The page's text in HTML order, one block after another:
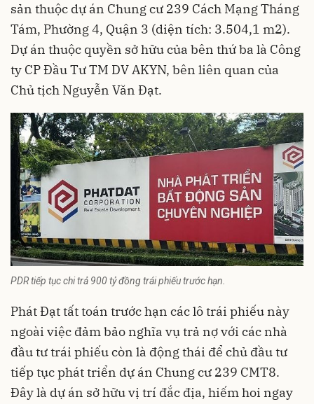
sản thuộc dự án Chung cư 239 Cách Mạng Tháng
Tám, Phường 4, Quận 3 (diện tích: 3.504,1 m2).
Dự án thuộc quyền sở hữu của bên thứ ba là Công
ty CP Đầu Tư TM DV AKYN, bên liên quan của
Chủ tịch Nguyễn Văn Đạt.
PDR tiếp tục chi trả 900 tỷ đồng trái phiếu trước hạn.
Phát Đạt tất toán trước hạn các lô trái phiếu này
ngoài việc đảm bảo nghĩa vụ trả nợ với các nhà
đầu tư trái phiếu còn là động thái để chủ đầu tư
tiếp tục phát triển dự án Chung cư 239 CMT8.
Đây là dự án sở hữu vị trí đắc địa, hiếm hoi ngay